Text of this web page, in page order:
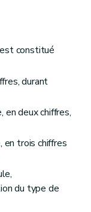
constitué
durant
en deux chiffres,
en trois chiffres
du type de